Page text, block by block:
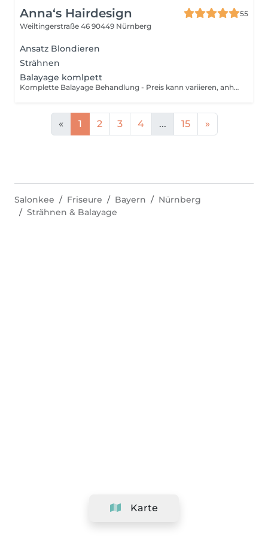
Anna‘s Hairdesign
55
Weiltingerstraße 46 90449 Nürnberg
Ansatz Blondieren
Strähnen
Balayage komlpett
Komplette Balayage Behandlung - Preis kann variieren, anhand der benötigten Farbmenge!
« 1 2 3 4 ... 15 »
Karte
Salonkee Friseure Bayern
Nürnberg
Strähnen & Balayage